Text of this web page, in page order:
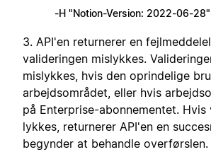
-H "Notion-Version: 2022-06-28"
3. API'en returnerer en
valideringen mislykkes.
mislykkes, hvis den oprindelige
arbejdsområdet, eller hvis
på Enterprise-abonnementet. Hvis
lykkes, returnerer API'en en
begynder at behandle overførslen.